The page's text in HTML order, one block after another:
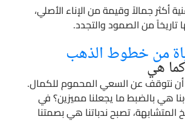
أكثر جمالاً وقيمة من الإناء الأصلي،
من الصمود والتجدد.
من خطوط الذهب
هي
أن نتوقف عن السعي المحموم للكمال.
هي بالضبط ما يجعلنا مميزين؟ في
المتشابهة، تصبح ندباتنا هي بصمتنا